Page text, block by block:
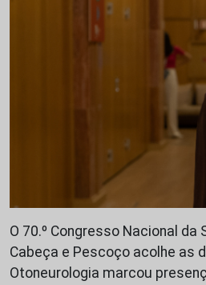
O 70.º Congresso Nacional
Cabeça e Pescoço acolhe as
Otoneurologia marcou